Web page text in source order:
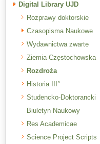
Digital Library UJD
Rozprawy doktorskie
Czasopisma Naukowe
Wydawnictwa zwarte
Ziemia Częstochowska
Rozdroża
Historia III°
Studencko-Doktorancki
Biuletyn Naukowy
Res Academicae
Science Project Scripts